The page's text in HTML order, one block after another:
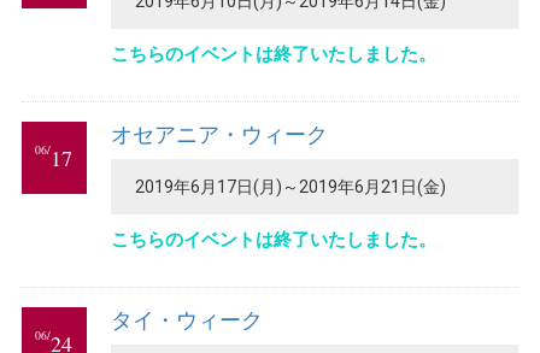
こちらのイベントは終了いたしました。
06/17
オセアニア・ウィーク
2019年6月17日(月)～2019年6月21日(金)
こちらのイベントは終了いたしました。
06/24
タイ・ウィーク